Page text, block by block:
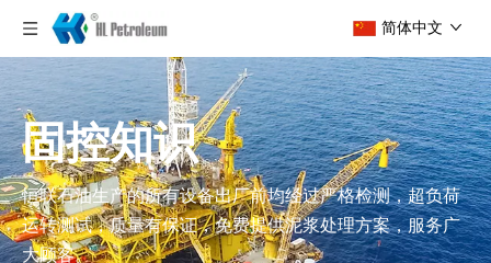
简体中文
固控知识
恒联石油生产的所有设备出厂前均经过严格检测，超负荷
运转测试，质量有保证，免费提供泥浆处理方案，服务广
大顾客。